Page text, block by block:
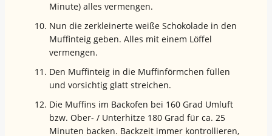
Minute) alles vermengen.
Nun die zerkleinerte weiße Schokolade in den
Muffinteig geben. Alles mit einem Löffel
vermengen.
Den Muffinteig in die Muffinförmchen füllen
und vorsichtig glatt streichen.
Die Muffins im Backofen bei 160 Grad Umluft
bzw. Ober- / Unterhitze 180 Grad für ca. 25
Minuten backen. Backzeit immer kontrollieren,